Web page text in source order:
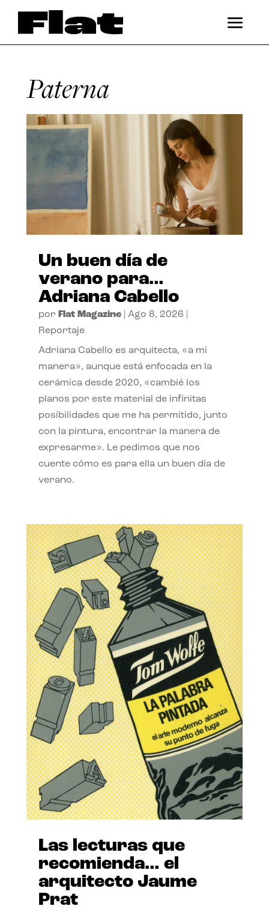
Paterna
Un buen día de
verano para…
Adriana Cabello
por Flat Magazine| Ago 8, 2026
Reportaje
Adriana Cabello es arquitecta, «a mi
manera», aunque está enfocada en la
cerámica desde 2020, «cambié los
planos por este material de infinitas
posibilidades que me ha permitido, junto
con la pintura, encontrar la manera de
expresarme». Le pedimos que nos
cuente cómo es para ella un buen día de
verano.
Las lecturas que
recomienda… el
arquitecto Jaume
Prat